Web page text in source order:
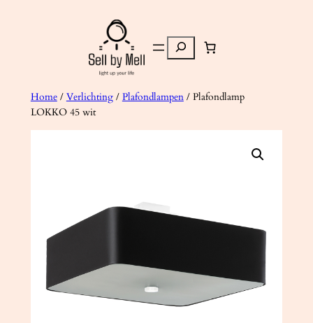
Zoeken
Home/ Verlichting/ Plafondlampen/ Plafondlamp
LOKKO 45 wit